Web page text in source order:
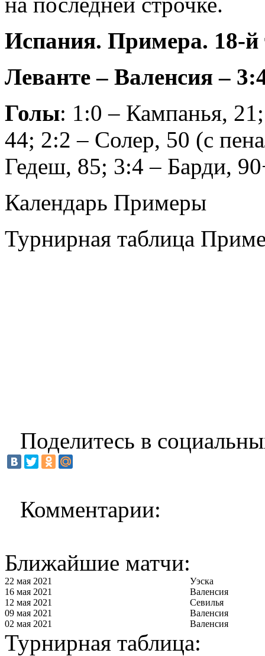
Испания. Примера. 18-й
Леванте – Валенсия –
Голы: 1:0 – Кампанья,
44; 2:2 – Солер, 50 (с
Гедеш, 85; 3:4 – Барди,
Календарь Примеры
Турнирная таблица
Поделитесь в
Комментарии:
Ближайшие матчи:
22 мая 2021
Уэска
16 мая 2021
Валенсия
12 мая 2021
Севилья
09 мая 2021
Валенсия
02 мая 2021
Валенсия
Турнирная таблица: